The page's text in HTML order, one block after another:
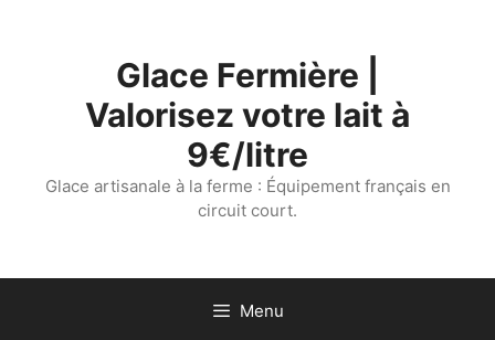
Glace Fermière |
Valorisez votre lait à
9€/litre
Glace artisanale à la ferme : Équipement français en
circuit court.
Menu